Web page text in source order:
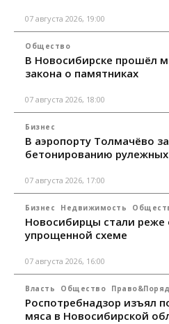
07 августа 2026, 19:00
Общество
В Новосибирске прошёл
закона о памятниках
07 августа 2026, 18:00
Бизнес
В аэропорту Толмачёво
бетонированию
07 августа 2026, 17:00
Бизнес Недвижимость
Новосибирцы стали
упрощенной схеме
07 августа 2026, 16:00
Власть Общество
Роспотребнадзор изъял
мяса в Новосибирской